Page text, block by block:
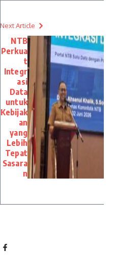
Next Article
NTB
Perkua
t
Integr
asi
Data
untuk
Kebijak
an
yang
Lebih
Tepat
Sasara
n